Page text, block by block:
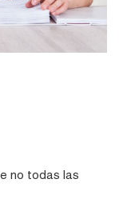
no todas las